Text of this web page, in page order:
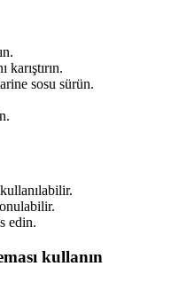
karıştırın.
sosu sürün.
edin.
kullanın